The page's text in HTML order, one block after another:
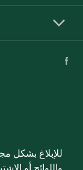
للإبلاغ بشكل
واللوائح أو